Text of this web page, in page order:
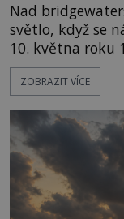
Nad
světlo, když se
10. května roku
dojde k vůbec
přeletu UFO. Podle záznamů vyzařuje takové
jen o nějaký
právě vznáší
ZOBRAZIT VÍCE